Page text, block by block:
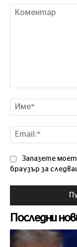
Запазете
браузър за
Последни